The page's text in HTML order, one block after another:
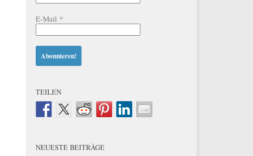
E-Mail *
TEILEN
NEUESTE BEITRÄGE